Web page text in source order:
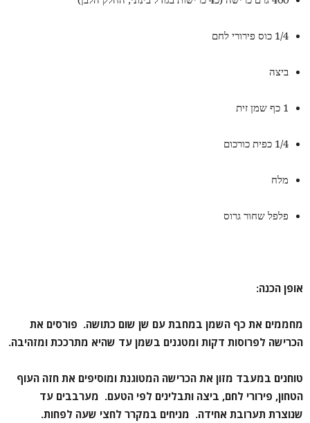
1/4 כוס פירורי לחם
ביצה
1 כף שמן זית
1/4 כפית כורכום
מלח
פלפל שחור גרוס
אופן הכנה:
מחממים את כף השמן במחבת עם שן שום כתושה. פורסים את
הכרישה לפרוסות דקות ומטגנים בשמן עד שהיא מתרככת ומזהיבה.
טוחנים במעבד מזון את הכרישה המטוגנת ומוסיפים את חזה העוף
הטחון, פירורי לחם, ביצה ותבלינים לפי הטעם. מערבבים עד
שנוצרת תערובת אחידה. מניחים במקרר לחצי שעה לפחות.